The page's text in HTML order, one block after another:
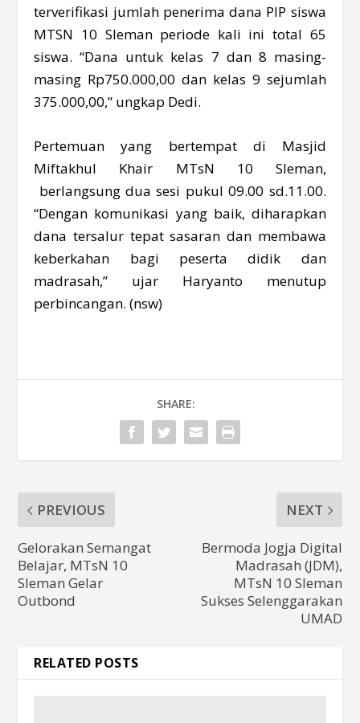
terverifikasi jumlah penerima dana PIP siswa
MTSN 10 Sleman periode kali ini total 65
siswa. “Dana untuk kelas 7 dan 8 masing-
masing Rp750.000,00 dan kelas 9 sejumlah
375.000,00,” ungkap Dedi.
Pertemuan yang bertempat di Masjid
Miftakhul Khair MTsN 10 Sleman,
berlangsung dua sesi pukul 09.00 sd.11.00.
“Dengan komunikasi yang baik, diharapkan
dana tersalur tepat sasaran dan membawa
keberkahan bagi peserta didik dan
madrasah,” ujar Haryanto menutup
perbincangan. (nsw)
SHARE:
PREVIOUS
Gelorakan Semangat
Belajar, MTsN 10
Sleman Gelar
Outbond
NEXT
Bermoda Jogja Digital
Madrasah (JDM),
MTsN 10 Sleman
Sukses Selenggarakan
UMAD
RELATED POSTS